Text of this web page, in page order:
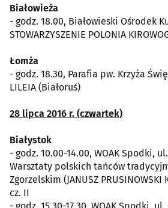
Białowieża
- godz. 18.00, Białowieski Ośrodek
STOWARZYSZENIE POLONIA
Łomża
- godz. 18.30, Parafia pw. Krzyża
LILEIA (Białoruś)
28 lipca 2016 r. (czwartek)
Białystok
- godz. 10.00-14.00, WOAK Spodki,
Warsztaty polskich tańców
Zgorzelskim (JANUSZ PRUSINOWSKI
cz. II